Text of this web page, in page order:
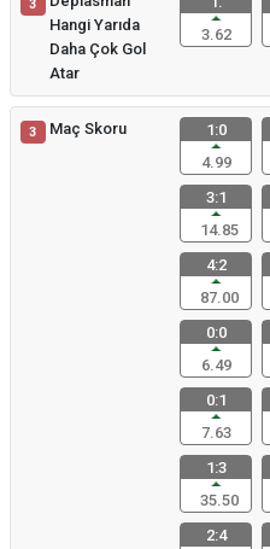
3
Hangi Yarıda
Daha Çok Gol
Atar
3.62
3 Maç Skoru
1:0
4.99
3:1
14.85
4:2
87.00
0:0
6.49
0:1
7.63
1:3
35.50
2:4